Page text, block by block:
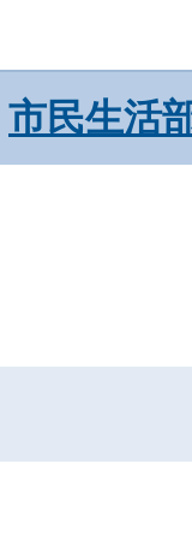
市民生活